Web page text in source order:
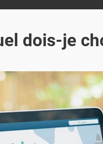
dois-je